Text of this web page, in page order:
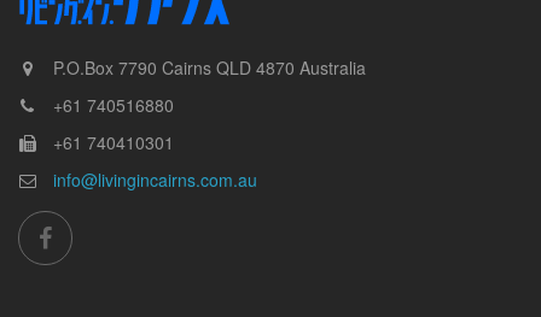
P.O.Box 7790 Cairns QLD 4870 Australia
+61 740516880
+61 740410301
info@livingincairns.com.au